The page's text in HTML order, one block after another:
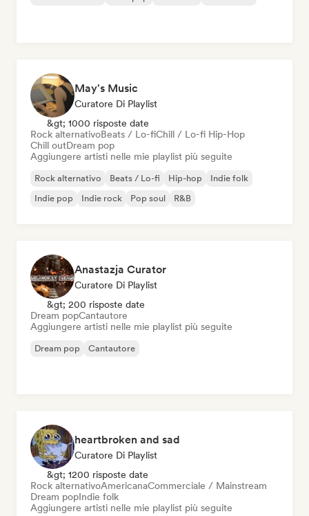
May's Music
Curatore Di Playlist
&gt; 1000 risposte date
Rock alternativoBeats / Lo-fiChill / Lo-fi Hip-Hop
Chill outDream pop
Aggiungere artisti nelle mie playlist più seguite
Rock alternativo Beats / Lo-fi Hip-hop
Indie folk
Indie pop
Indie rock Pop soul R&B
Anastazja Curator
Curatore Di Playlist
&gt; 200 risposte date
Dream popCantautore
Aggiungere artisti nelle mie playlist più seguite
Dream pop Cantautore
heartbroken and sad
Curatore Di Playlist
&gt; 1200 risposte date
Rock alternativoAmericanaCommerciale / Mainstream
Dream popIndie folk
Aggiungere artisti nelle mie playlist più seguite